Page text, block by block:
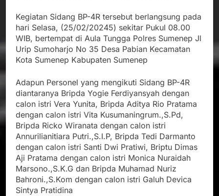
Kegiatan Sidang BP-4R tersebut berlangsung pada
hari Selasa, (25/02/20245) sekitar Pukul 08.00
WIB, bertempat di Aula Tungga Polres Sumenep Jl
Urip Sumoharjo No 35 Desa Pabian Kecamatan
Kota Sumenep Kabupaten Sumenep
Adapun Personel yang mengikuti Sidang BP-4R
diantaranya Bripda Yogie Ferdiyansyah dengan
calon istri Vera Yunita, Bripda Aditya Rio Pratama
dengan calon istri Vita Kusumaningrum.,S.Pd,
Bripda Ricko Wiranata dengan calon istri
Annurilianitiara Putri.,S.I.P, Bripda Tedi Darmanto
dengan calon istri Santi Dwi Pratiwi, Briptu Dimas
Aji Pratama dengan calon istri Monica Nuraidah
Marsono.,S.K.G dan Bripda Muhamad Nuriz
Bahroni.,S.Kom dengan calon istri Galuh Devica
Sintya Pratidina